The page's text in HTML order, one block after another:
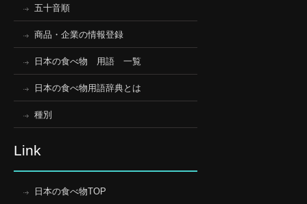
五十音順
商品・企業の情報登録
日本の食べ物 用語 一覧
日本の食べ物用語辞典とは
種別
Link
日本の食べ物TOP